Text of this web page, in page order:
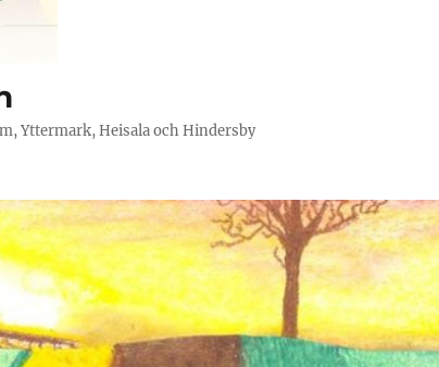
Yttermark, Heisala och Hindersby